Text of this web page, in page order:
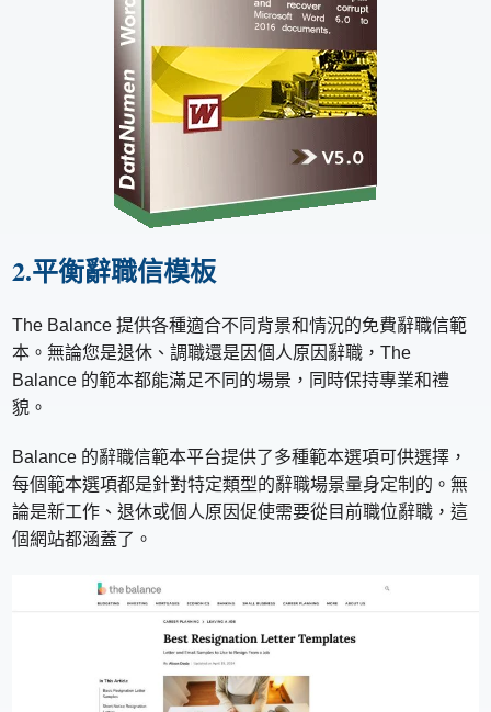
2.平衡辭職信模板
The Balance 提供各種適合不同背景和情況的免費辭職信範
本。無論您是退休、調職還是因個人原因辭職，The
Balance 的範本都能滿足不同的場景，同時保持專業和禮
貌。
Balance 的辭職信範本平台提供了多種範本選項可供選擇，
每個範本選項都是針對特定類型的辭職場景量身定制的。無
論是新工作、退休或個人原因促使需要從目前職位辭職，這
個網站都涵蓋了。